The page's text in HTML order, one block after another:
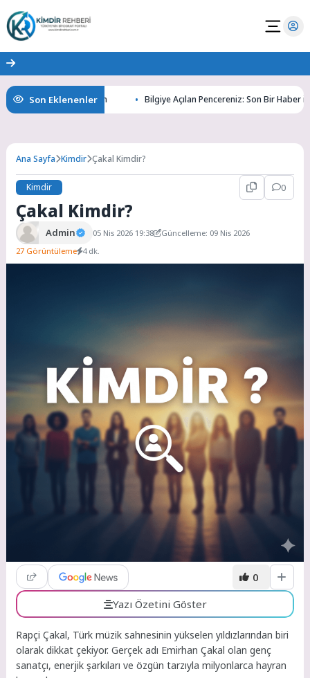
Son Eklenenler
Keşfedin Bilgiye Açılan Pencereniz: Son Bir Haber ile
Ana Sayfa Kimdir Çakal Kimdir?
Kimdir 0
Çakal Kimdir?
Admin 05 Nis 2026 19:38
Güncelleme: 09 Nis 2026
27 Görüntüleme 4 dk.
0
Yazı Özetini Göster
Rapçi Çakal, Türk müzik sahnesinin yükselen yıldızlarından biri
olarak dikkat çekiyor. Gerçek adı Emirhan Çakal olan genç
sanatçı, enerjik şarkıları ve özgün tarzıyla milyonlarca hayran